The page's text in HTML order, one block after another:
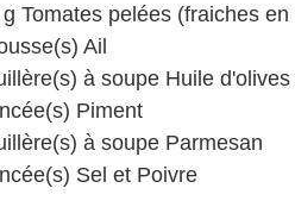
Tomates pelées (fraiches en
Ail
à soupe Huile d'olives
Piment
à soupe Parmesan
Sel et Poivre